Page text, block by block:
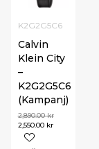
K2G2G5C6
Calvin
Klein City
–
K2G2G5C6
(Kampanj)
2,890.00kr
2,550.00 kr